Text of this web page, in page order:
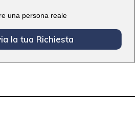
una persona reale
la tua Richiesta